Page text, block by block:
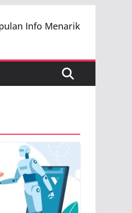
Info Menarik